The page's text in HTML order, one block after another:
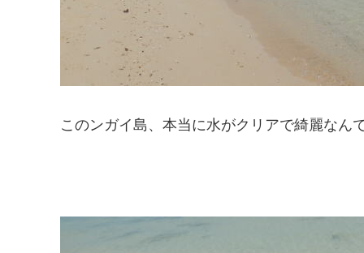
このンガイ島、本当に水がクリアで綺麗なん